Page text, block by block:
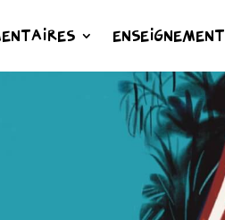
ENSEIGNEMENT